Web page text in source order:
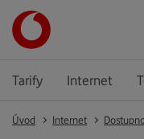
Tarify Internet
Úvod Internet